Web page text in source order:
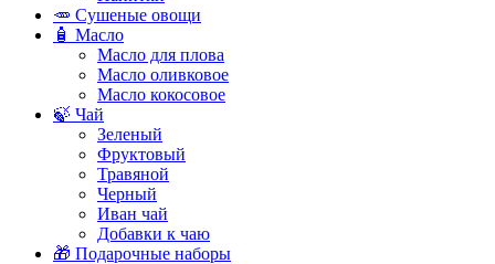
🥕 Сушеные овощи
🧴 Масло
Масло для плова
Масло оливковое
Масло кокосовое
🍃 Чай
Зеленый
Фруктовый
Травяной
Черный
Иван чай
Добавки к чаю
🎁 Подарочные наборы